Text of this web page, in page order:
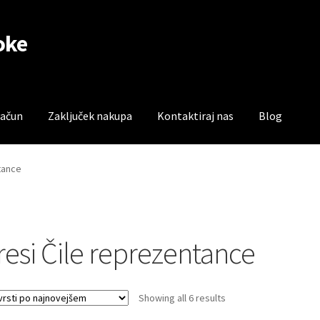
Zaključek nakupa Kontaktiraj nas Blog
Čile reprezentance
Showing all 6 resultsSorted